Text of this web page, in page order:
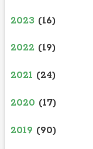
2023 (16)
2022 (19)
2021 (24)
2020 (17)
2019 (90)